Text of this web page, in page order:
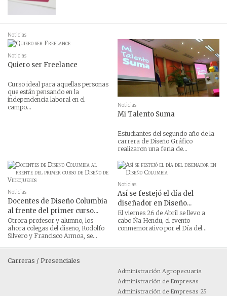
Noticias
Noticias
Quiero ser Freelance
Curso ideal para aquellas personas
que están pensando en la
independencia laboral en el
campo...
Noticias
Mi Talento Suma
Estudiantes del segundo año de la
carrera de Diseño Gráfico
realizaron una feria de...
Noticias
Docentes de Diseño Columbia
al frente del primer curso...
Otrora profesor y alumno, los
ahora colegas del diseño, Rodolfo
Silvero y Francisco Armoa, se...
Noticias
Así se festejó el día del
diseñador en Diseño...
El viernes 26 de Abril se llevo a
cabo Ña Hendu, el evento
conmemorativo por el Día del...
Carreras / Presenciales
Administración Agropecuaria
Administración de Empresas
Administración de Empresas 25